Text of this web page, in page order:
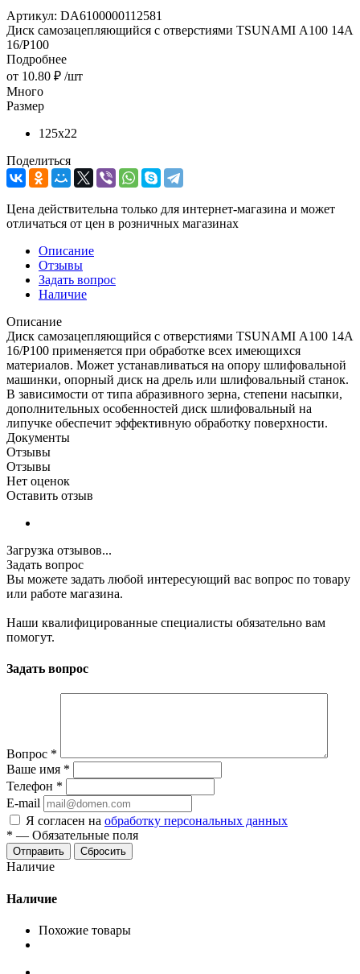
Артикул: DA6100000112581
Диск самозацепляющийся с отверстиями TSUNAMI А100 14А
16/Р100
Подробнее
от 10.80 ₽ /шт
Много
Размер
125х22
Поделиться
Цена действительна только для интернет-магазина и может
отличаться от цен в розничных магазинах
Описание
Отзывы
Задать вопрос
Наличие
Описание
Диск самозацепляющийся с отверстиями TSUNAMI А100 14А
16/Р100 применяется при обработке всех имеющихся
материалов. Может устанавливаться на опору шлифовальной
машинки, опорный диск на дрель или шлифовальный станок.
В зависимости от типа абразивного зерна, степени насыпки,
дополнительных особенностей диск шлифовальный на
липучке обеспечит эффективную обработку поверхности.
Документы
Отзывы
Отзывы
Нет оценок
Оставить отзыв
Загрузка отзывов...
Задать вопрос
Вы можете задать любой интересующий вас вопрос по товару
или работе магазина.
Наши квалифицированные специалисты обязательно вам
помогут.
Задать вопрос
Вопрос *
Ваше имя *
Телефон *
E-mail
Я согласен на обработку персональных данных
* — Обязательные поля
Сбросить
Наличие
Наличие
Похожие товары